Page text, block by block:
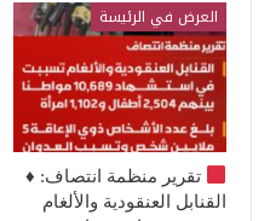
العرض في الرئيسة
تقرير منظمة انتصاف: ♦️
القنابل العنقودية والألغام